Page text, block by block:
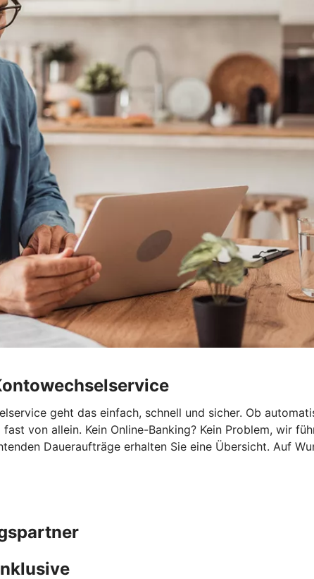
geht das einfach, schnell und sicher. Ob
von allein. Kein Online-Banking? Kein Problem, wir
Daueraufträge erhalten Sie eine Übersicht. Auf